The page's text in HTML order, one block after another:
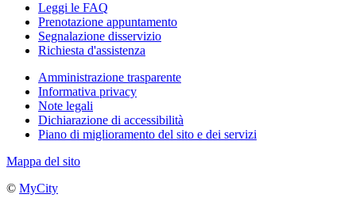
Leggi le FAQ
Prenotazione appuntamento
Segnalazione disservizio
Richiesta d'assistenza
Amministrazione trasparente
Informativa privacy
Note legali
Dichiarazione di accessibilità
Piano di miglioramento del sito e dei servizi
Mappa del sito
© MyCity